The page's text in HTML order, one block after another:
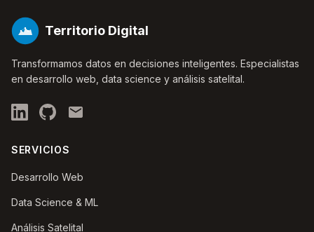
Territorio Digital
Transformamos datos en decisiones inteligentes. Especialistas
en desarrollo web, data science y análisis satelital.
SERVICIOS
Desarrollo Web
Data Science & ML
Análisis Satelital